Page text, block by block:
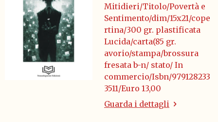
Mitidieri/Titolo/Povertà e
Sentimento/dim/15x21/cope
rtina/300 gr. plastificata
Lucida/carta(85 gr.
avorio/stampa/brossura
fresata b-n/ stato/ In
commercio/Isbn/979128233
3511/Euro 13,00
Guarda i dettagli